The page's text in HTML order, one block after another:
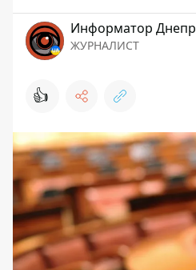
Информатор Днепр
ЖУРНАЛИСТ
👍